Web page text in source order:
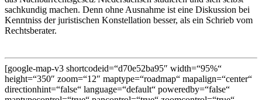
sachkundig machen. Denn ohne Ausnahme ist eine Diskussion bei
Kenntniss der juristischen Konstellation besser, als ein Schrieb vom
Rechtsberater.
[google-map-v3 shortcodeid=“d70e52ba95″ width=“95%“
height=“350″ zoom=“12″ maptype=“roadmap“ mapalign=“center“
directionhint=“false“ language=“default“ poweredby=“false“